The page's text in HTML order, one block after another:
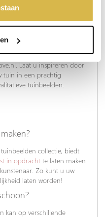
cookies
voor meer
een schappelijke en
uw tuin
ontdekken van ons brede
Laat u inspireren door
tuin in een prachtig
tuinbeelden.
collectie, biedt
in opdracht te laten maken.
Zo kunt u uw
laten worden!
kan op verschillende